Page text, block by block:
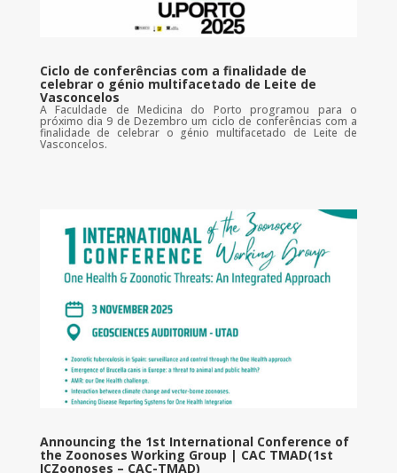
Ciclo de conferências com a finalidade de
celebrar o génio multifacetado de Leite de
Vasconcelos
A Faculdade de Medicina do Porto programou para o
próximo dia 9 de Dezembro um ciclo de conferências com a
finalidade de celebrar o génio multifacetado de Leite de
Vasconcelos.
Announcing the 1st International Conference of
the Zoonoses Working Group | CAC TMAD(1st
ICZoonoses – CAC-TMAD)